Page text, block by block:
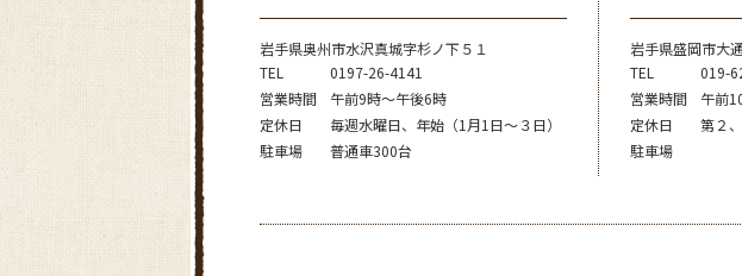
岩手県奥州市水沢真城字杉ノ下５１
TEL
0197-26-4141
営業時間
午前9時～午後6時
定休日
毎週水曜日、年始（1月1日～３日）
駐車場
普通車300台
岩手県盛岡市大
TEL
019-
営業時間
午前
定休日
第２
駐車場